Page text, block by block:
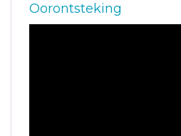
Oorontsteking